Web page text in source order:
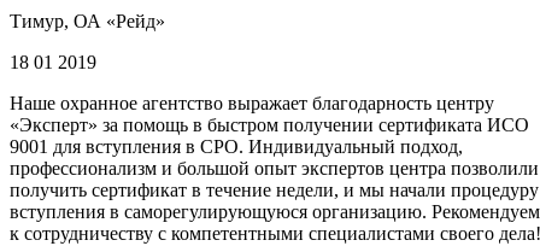
Тимур, ОА «Рейд»
18 01 2019
Наше охранное агентство выражает благодарность центру
«Эксперт» за помощь в быстром получении сертификата ИСО
9001 для вступления в СРО. Индивидуальный подход,
профессионализм и большой опыт экспертов центра позволили
получить сертификат в течение недели, и мы начали процедуру
вступления в саморегулирующуюся организацию. Рекомендуем
к сотрудничеству с компетентными специалистами своего дела!